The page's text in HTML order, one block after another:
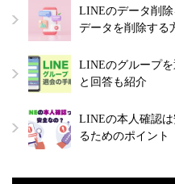
LINEのデータ削
データを削除する
LINEのグループ
と回答も紹介
LINEの本人確認
るためのポイント